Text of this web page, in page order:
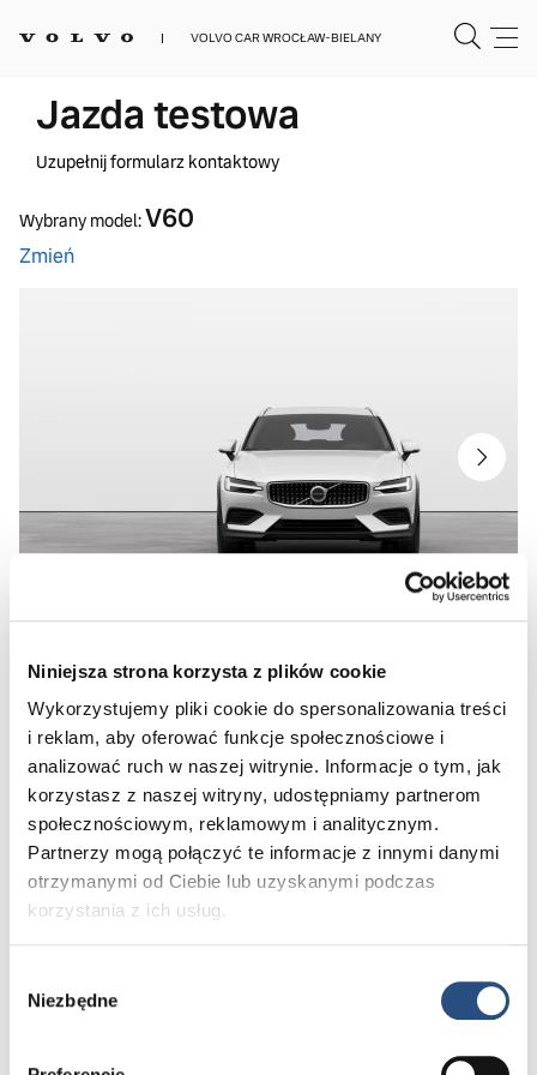
Niniejsza strona korzysta z plików cookie
Wykorzystujemy pliki cookie do spersonalizowania treści
i reklam, aby oferować funkcje społecznościowe i
analizować ruch w naszej witrynie. Informacje o tym, jak
korzystasz z naszej witryny, udostępniamy partnerom
społecznościowym, reklamowym i analitycznym.
Partnerzy mogą połączyć te informacje z innymi danymi
otrzymanymi od Ciebie lub uzyskanymi podczas
korzystania z ich usług.
zgody
Niezbędne
VOLVO CAR WROCŁAW-BIELANY
Jazda testowa
Uzupełnij formularz kontaktowy
Wybrany model:V60
Zmień
Preferowana data:
Przed 15:00
Po 15:00
Skontaktujemy się z Tobą w ciągu 12 h w celu ustalenia konkretnego
terminu jazdy próbnej
Dane kontaktowe:
Nazwisko*
Numer telefonu*